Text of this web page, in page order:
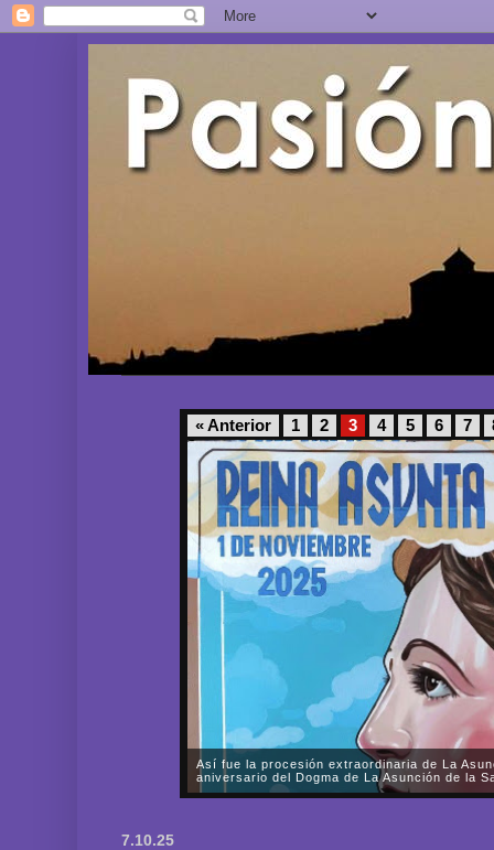
« Anterior 1 2 3 4 5 6 7
Así fue la procesión extraordinaria de La
aniversario del Dogma de La Asunción de la
7.10.25